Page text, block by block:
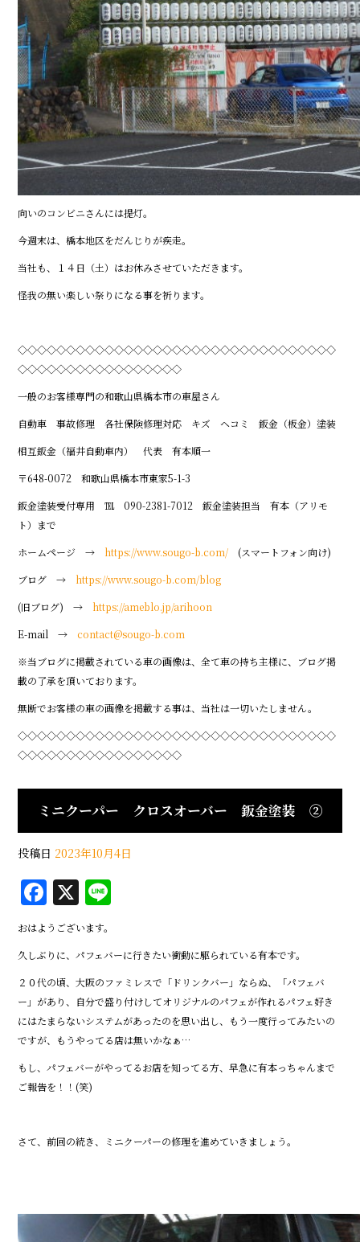
向いのコンビニさんには提灯。
今週末は、橋本地区をだんじりが疾走。
当社も、１４日（土）はお休みさせていただきます。
怪我の無い楽しい祭りになる事を祈ります。
◇◇◇◇◇◇◇◇◇◇◇◇◇◇◇◇◇◇◇◇◇◇◇◇◇◇◇◇◇◇◇◇◇
◇◇◇◇◇◇◇◇◇◇◇◇◇◇◇◇◇
一般のお客様専門の和歌山県橋本市の車屋さん
自動車 事故修理 各社保険修理対応 キズ ヘコミ 鈑金（板金）塗装
相互鈑金（福井自動車内） 代表 有本順一
〒648-0072 和歌山県橋本市東家5-1-3
鈑金塗装受付専用 ℡ 090-2381-7012 鈑金塗装担当 有本（アリモ
ト）まで
ホームページ → https://www.sougo-b.com/ (スマートフォン向け)
ブログ → https://www.sougo-b.com/blog
(旧ブログ) → https://ameblo.jp/arihoon
E-mail →contact@sougo-b.com
※当ブログに掲載されている車の画像は、全て車の持ち主様に、ブログ掲
載の了承を頂いております。
無断でお客様の車の画像を掲載する事は、当社は一切いたしません。
◇◇◇◇◇◇◇◇◇◇◇◇◇◇◇◇◇◇◇◇◇◇◇◇◇◇◇◇◇◇◇◇◇
◇◇◇◇◇◇◇◇◇◇◇◇◇◇◇◇◇
ミニクーパー クロスオーバー 鈑金塗装 ②
投稿日 2023年10月4日
F
a
c
e
b
o
o
k
X
e
おはようございます。
久しぶりに、パフェバーに行きたい衝動に駆られている有本です。
２０代の頃、大阪のファミレスで「ドリンクバー」ならぬ、「パフェバ
ー」があり、自分で盛り付けしてオリジナルのパフェが作れるパフェ好き
にはたまらないシステムがあったのを思い出し、もう一度行ってみたいの
ですが、もうやってる店は無いかなぁ…
もし、パフェバーがやってるお店を知ってる方、早急に有本っちゃんまで
ご報告を！！(笑)
さて、前回の続き、ミニクーパーの修理を進めていきましょう。